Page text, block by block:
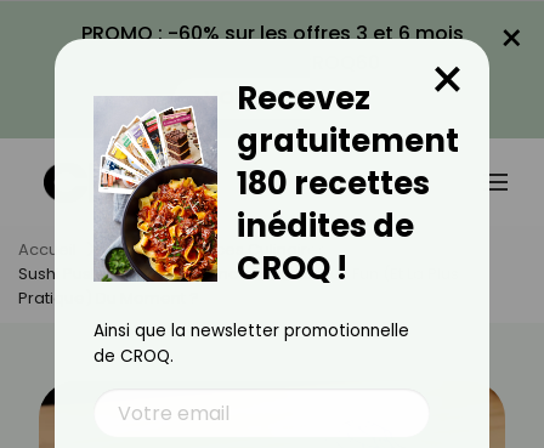
PROMO : -60% sur les offres 3 et 6 mois
VOIR LA PROMO
×
Accueil Actus
Astuces Culinaires
Sushi Push Pop : La Tendance Food La Plus Fun (et La Plus
Pratique) Du Moment ?
Recevez
gratuitement
180 recettes
inédites de
CROQ !
×
Ainsi que la newsletter promotionnelle
de CROQ.